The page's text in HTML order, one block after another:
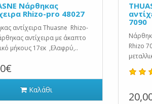
Νάρθηκας
Rhizo-pro 48027
αντίχειρα Thuasne Rhizo-
αντίχειρα με άκαπτο
μήκους 17εκ ,Ελαφρύ,..
Καλάθι
7090
Rhizo